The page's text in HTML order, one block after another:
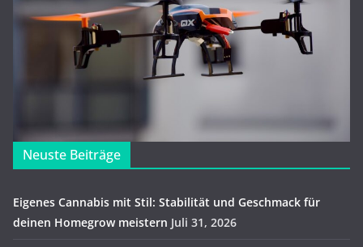
Neuste Beiträge
Eigenes Cannabis mit Stil: Stabilität und Geschmack für
deinen Homegrow meistern Juli 31, 2026